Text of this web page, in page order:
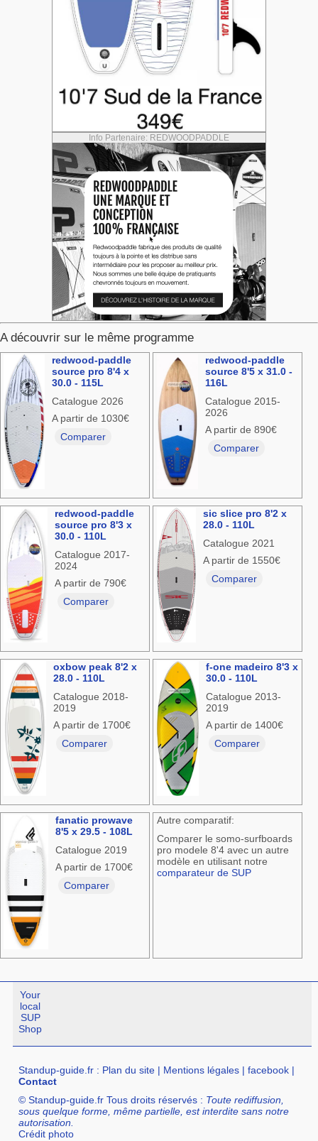
Info Partenaire: REDWOODPADDLE
A découvrir sur le même programme
redwood-paddle
source pro 8'4 x
30.0 - 115L
Catalogue 2026
A partir de 1030€
Comparer
redwood-paddle
source 8'5 x 31.0 -
116L
Catalogue 2015-
2026
A partir de 890€
Comparer
redwood-paddle
source pro 8'3 x
30.0 - 110L
Catalogue 2017-
2024
A partir de 790€
Comparer
sic slice pro 8'2 x
28.0 - 110L
Catalogue 2021
A partir de 1550€
Comparer
oxbow peak 8'2 x
28.0 - 110L
Catalogue 2018-
2019
A partir de 1700€
Comparer
f-one madeiro 8'3 x
30.0 - 110L
Catalogue 2013-
2019
A partir de 1400€
Comparer
fanatic prowave
8'5 x 29.5 - 108L
Catalogue 2019
A partir de 1700€
Comparer
Autre comparatif:
Comparer le somo-surfboards
pro modele 8'4 avec un autre
modèle en utilisant notre
comparateur de SUP
Your
local
SUP
Shop
Standup-guide.fr : Plan du site | Mentions légales |facebook |
Contact
© Standup-guide.fr Tous droits réservés : Toute rediffusion,
sous quelque forme, même partielle, est interdite sans notre
autorisation.
Crédit photo